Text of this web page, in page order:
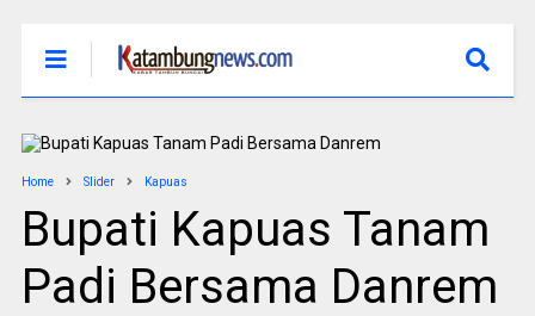
Home Slider Kapuas
Bupati Kapuas Tanam
Padi Bersama Danrem